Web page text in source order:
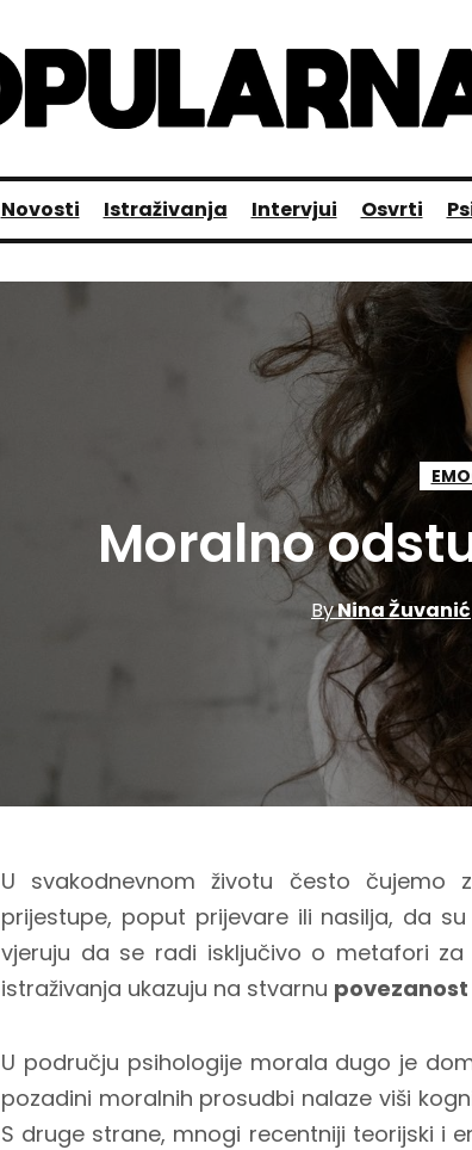
Novosti Istraživanja Intervjui Osvrti
Moralno
ByNina Žuvanić
U svakodnevnom životu često
prijestupe, poput prijevare ili nasilja, da
vjeruju da se radi isključivo o metafori
istraživanja ukazuju na stvarnu
U području psihologije morala dugo je
pozadini moralnih prosudbi nalaze viši
S druge strane, mnogi recentniji teorijski i